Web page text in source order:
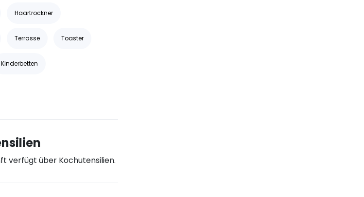
Haartrockner
Terrasse Toaster
Kinderbetten
verfügt über Kochutensilien.